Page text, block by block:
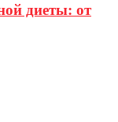
диеты: от